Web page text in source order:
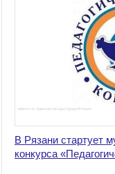
В Рязани стартует
конкурса